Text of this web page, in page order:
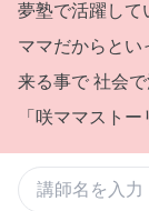
夢塾で活躍して
ママだからとい
来る事で 社会
「咲ママスト